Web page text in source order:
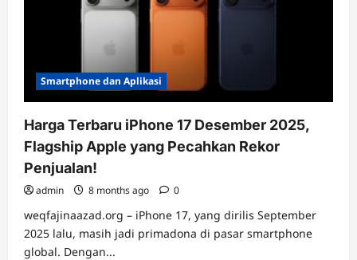
Smartphone dan Aplikasi
Harga Terbaru iPhone 17 Desember 2025,
Flagship Apple yang Pecahkan Rekor
Penjualan!
admin 8 months ago 0
weqfajinaazad.org – iPhone 17, yang dirilis September
2025 lalu, masih jadi primadona di pasar smartphone
global. Dengan...